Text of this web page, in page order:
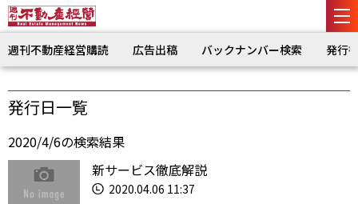
週刊不動産経営購読 広告出稿 バックナンバー検索 発行
発行日一覧
2020/4/6の検索結果
新サービス徹底解説
2020.04.06 11:37